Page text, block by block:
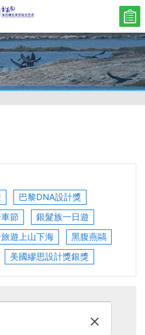
巴黎DNA設計獎
節
銀髮族一日遊
遊上山下海
黑腹燕鷗
美國繆思設計獎銀獎